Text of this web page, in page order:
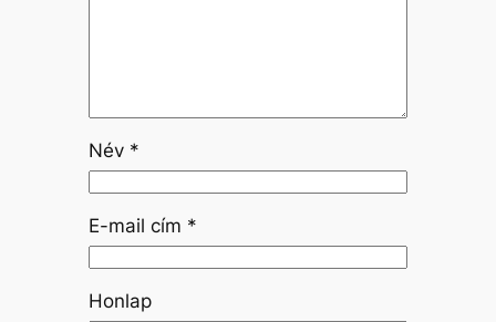
Név *
E-mail cím *
Honlap